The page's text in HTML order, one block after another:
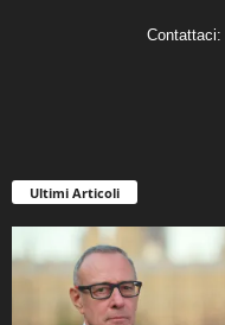
Contattaci:
Ultimi Articoli